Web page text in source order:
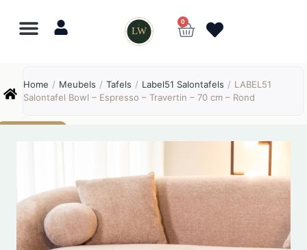
LW
0
Home / Meubels / Tafels / Label51 Salontafels / LABEL51
Salontafel Bowl – Espresso – Travertin – 70 cm – Rond
Online
⎯ ✕